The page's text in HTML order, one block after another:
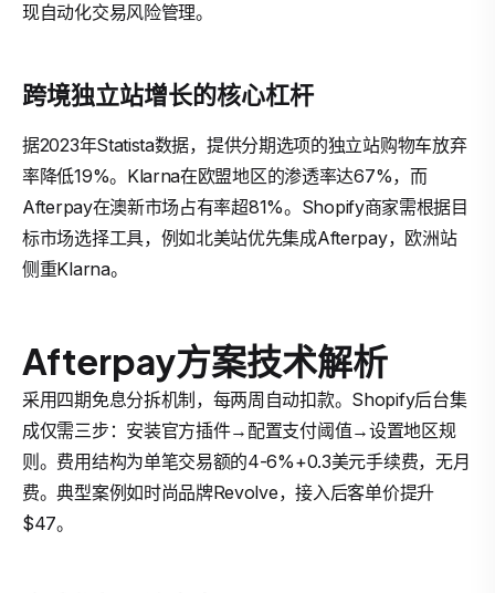
现自动化交易风险管理。
跨境独立站增长的核心杠杆
据2023年Statista数据，提供分期选项的独立站购物车放弃
率降低19%。Klarna在欧盟地区的渗透率达67%，而
Afterpay在澳新市场占有率超81%。Shopify商家需根据目
标市场选择工具，例如北美站优先集成Afterpay，欧洲站
侧重Klarna。
Afterpay方案技术解析
采用四期免息分拆机制，每两周自动扣款。Shopify后台集
成仅需三步：安装官方插件→配置支付阈值→设置地区规
则。费用结构为单笔交易额的4-6%+0.3美元手续费，无月
费。典型案例如时尚品牌Revolve，接入后客单价提升
$47。